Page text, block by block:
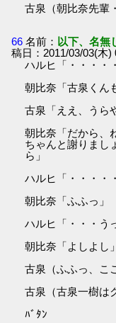
古泉（朝比奈先輩
66 名前： 以下、名無
稿日：2011/03/03(木)
ハルヒ「・・・・
朝比奈「古泉くん
古泉「ええ、うら
朝比奈「だから、
ちゃんと謝りまし
ら」
ハルヒ「・・・・
朝比奈「ふふっ」
ハルヒ「・・・う
朝比奈「よしよし
古泉（ふふっ、こ
古泉（古泉一樹は
ﾊﾞﾀﾝ